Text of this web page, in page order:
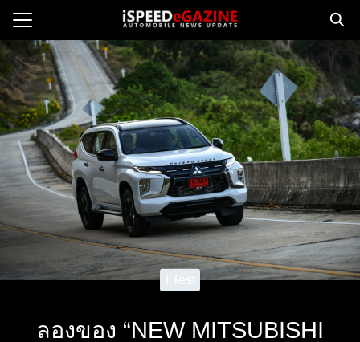
content
us
Search
for:
I Test
ลองของ “NEW MITSUBISHI